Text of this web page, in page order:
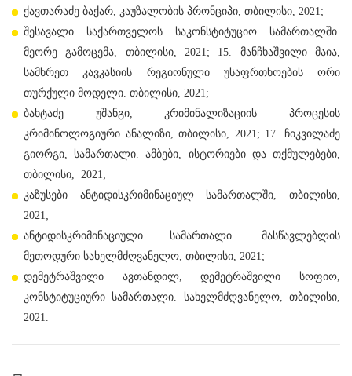
ქავთარაძე ბაქარ, კაუზალობის პრონციპი, თბილისი, 2021;
შესავალი საქართველოს საკონსტიტუციო სამართალში.
მეორე გამოცემა, თბილისი, 2021; 15. მანჩხაშვილი მაია,
სამხრეთ კავკასიის რეგიონული უსაფრთხოების ორი
თურქული მოდელი. თბილისი, 2021;
ბახტაძე უშანგი, კრიმინალიზაციის პროცესის
კრიმინოლოგიური ანალიზი, თბილისი, 2021; 17. ჩიკვილაძე
გიორგი, სამართალი. ამბები, ისტორიები და თქმულებები,
თბილისი, 2021;
კაზუსები ანტიდისკრიმინაციულ სამართალში, თბილისი,
2021;
ანტიდისკრიმინაციული სამართალი. მასწავლებლის
მეთოდური სახელმძღვანელო, თბილისი, 2021;
დემეტრაშვილი ავთანდილ, დემეტრაშვილი სოფიო,
კონსტიტუციური სამართალი. სახელმძღვანელო, თბილისი,
2021.